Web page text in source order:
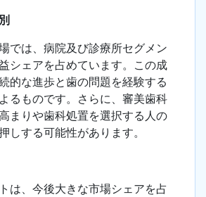
では、病院及び診療所セグメン
シェアを占めています。この成
的な進歩と歯の問題を経験する
るものです。さらに、審美歯科
まりや歯科処置を選択する人の
しする可能性があります。
は、今後大きな市場シェアを占